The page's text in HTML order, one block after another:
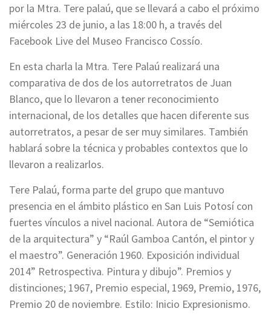
por la Mtra. Tere palaú, que se llevará a cabo el próximo
miércoles 23 de junio, a las 18:00 h, a través del
Facebook Live del Museo Francisco Cossío.
En esta charla la Mtra. Tere Palaú realizará una
comparativa de dos de los autorretratos de Juan
Blanco, que lo llevaron a tener reconocimiento
internacional, de los detalles que hacen diferente sus
autorretratos, a pesar de ser muy similares. También
hablará sobre la técnica y probables contextos que lo
llevaron a realizarlos.
Tere Palaú, forma parte del grupo que mantuvo
presencia en el ámbito plástico en San Luis Potosí con
fuertes vínculos a nivel nacional. Autora de “Semiótica
de la arquitectura” y “Raúl Gamboa Cantón, el pintor y
el maestro”. Generación 1960. Exposición individual
2014” Retrospectiva. Pintura y dibujo”. Premios y
distinciones; 1967, Premio especial, 1969, Premio, 1976,
Premio 20 de noviembre. Estilo: Inicio Expresionismo.